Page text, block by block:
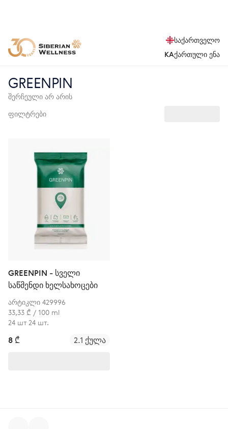
საქართველო
KAქართული ენა
GREENPIN
შერჩეული არ არის
ფილტრები
GREENPIN - სველი
საწმენდი ხელსახოცები
არტიკლი 429996
33,33 ₾ / 100 ml
24 шт 24 шт.
8 ₾ 2.1 ქულა